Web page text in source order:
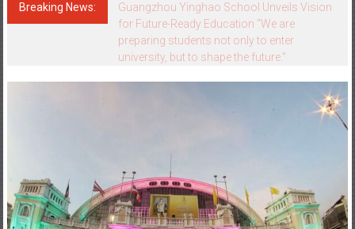
Breaking News:
Guangzhou Yinghao School Unveils Vision
for Future-Ready Education “We are
preparing students not only to enter
university, but to shape the future.”